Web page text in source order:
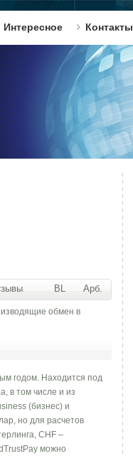
Интересное Контакты
BL Арб.
обмен в
годом. Находится под
в том числе и из
(бизнес) и
но для расчетов
CHF –
можно